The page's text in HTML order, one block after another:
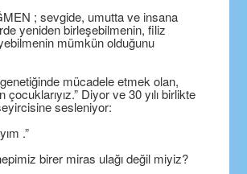
; sevgide, umutta ve insana
yeniden birleşebilmenin, filiz
mümkün olduğunu
mücadele etmek olan,
Diyor ve 30 yılı birlikte
sesleniyor:
.”
birer miras ulağı değil miyiz?